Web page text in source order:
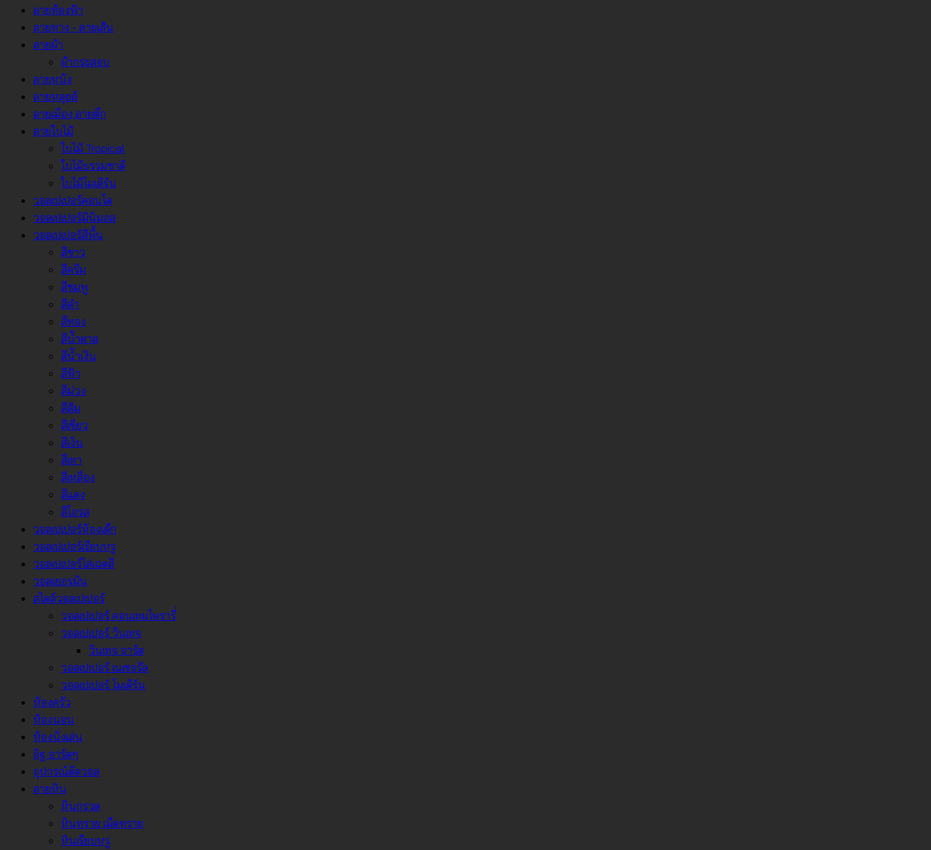
ลายท้องฟ้า
ลายทาง - ลายเส้น
ลายผ้า
ผ้ากระสอบ
ลายหนัง
ลายหลุยส์
ลายเมือง,ลายตึก
ลายใบไม้
ใบไม้ Tropical
ใบไม้ธรรมชาติ
ใบไม้โมเดิร์น
วอลเปเปอร์คอนโด
วอลเปเปอร์มินิมอล
วอลเปเปอร์สีพื้น
สีขาว
สีครีม
สีชมพู
สีดำ
สีทอง
สีน้ำตาล
สีน้ำเงิน
สีฟ้า
สีม่วง
สีส้ม
สีเขียว
สีเงิน
สีเทา
สีเหลือง
สีแดง
สีโอรส
วอลเปเปอร์ห้องเด็ก
วอลเปเปอร์เรียบหรู
วอลเปเปอร์ไล่เฉดสี
วอลเยอรมัน
สไตล์วอลเปเปอร์
วอลเปเปอร์ คอนเทมโพรารี่
วอลเปเปอร์ วินเทจ
วินเทจ อาร์ต
วอลเปเปอร์ เนเชอรัล
วอลเปเปอร์ โมเดิร์น
ห้องครัว
ห้องนอน
ห้องนั่งเล่น
อิฐ อาร์ตๆ
อุปกรณ์ติดวอล
ลายหิน
หินกรวด
หินทราย เม็ดทราย
หินเรียบหรู